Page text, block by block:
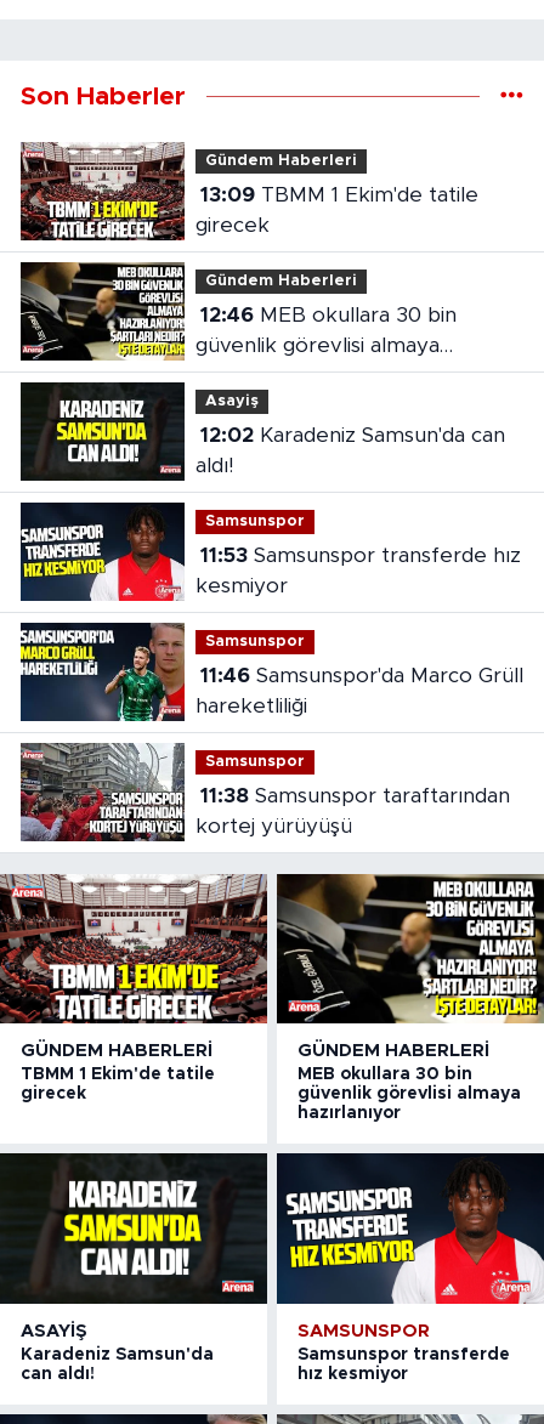
Son Haberler
Gündem Haberleri
13:09TBMM 1 Ekim'de tatile
girecek
Gündem Haberleri
12:46MEB okullara 30 bin
güvenlik görevlisi almaya
hazırlanıyor
Asayiş
12:02Karadeniz Samsun'da can
aldı!
Samsunspor
11:53Samsunspor transferde hız
kesmiyor
Samsunspor
11:46Samsunspor'da Marco Grüll
hareketliliği
Samsunspor
11:38Samsunspor taraftarından
kortej yürüyüşü
GÜNDEM HABERLERI
TBMM 1 Ekim'de tatile
girecek
GÜNDEM HABERLERI
MEB okullara 30 bin
güvenlik görevlisi almaya
hazırlanıyor
ASAYIŞ
Karadeniz Samsun'da
can aldı!
SAMSUNSPOR
Samsunspor transferde
hız kesmiyor